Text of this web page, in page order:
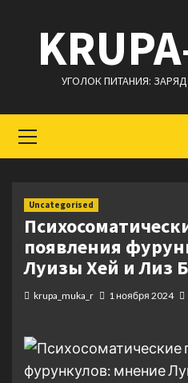
содержимому
УГОЛОК ПИТАНИЯ:
меню
Uncategorised
появления
Луизы Хей и Лиз
krupa_muka_r 1 ноября 2024